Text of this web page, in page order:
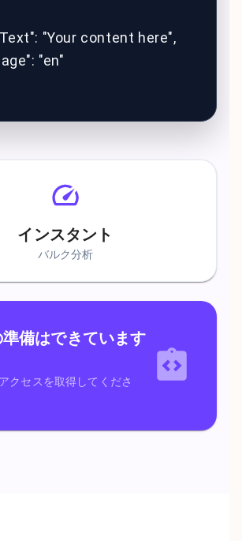
"Your content here",
"en"
インスタント
バルク分析
備はできています
クセスを取得してくださ